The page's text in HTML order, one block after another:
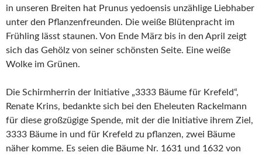
in unseren Breiten hat Prunus yedoensis unzählige Liebhaber
unter den Pflanzenfreunden. Die weiße Blütenpracht im
Frühling lässt staunen. Von Ende März bis in den April zeigt
sich das Gehölz von seiner schönsten Seite. Eine weiße
Wolke im Grünen.
Die Schirmherrin der Initiative „3333 Bäume für Krefeld“,
Renate Krins, bedankte sich bei den Eheleuten Rackelmann
für diese großzügige Spende, mit der die Initiative ihrem Ziel,
3333 Bäume in und für Krefeld zu pflanzen, zwei Bäume
näher komme. Es seien die Bäume Nr. 1631 und 1632 von